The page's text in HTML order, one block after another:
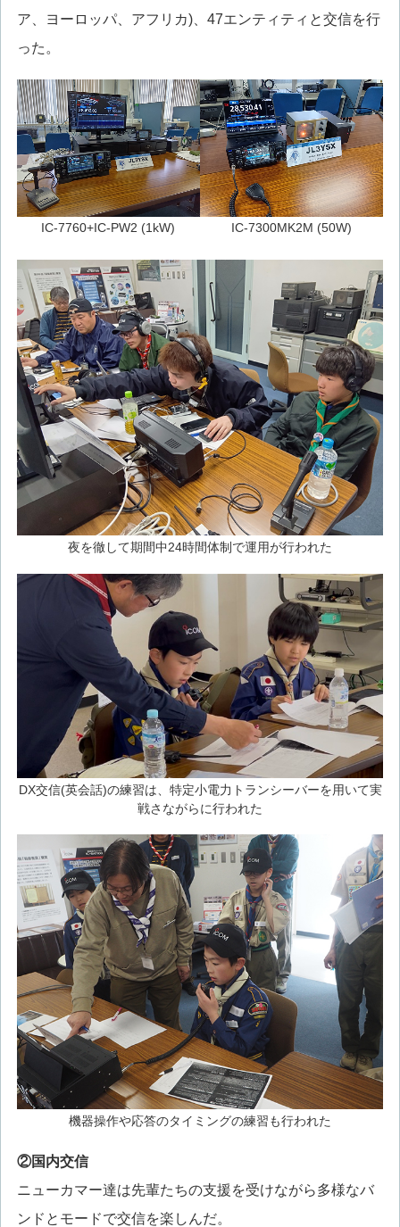
ア、ヨーロッパ、アフリカ)、47エンティティと交信を行
った。
IC-7760+IC-PW2 (1kW) IC-7300MK2M (50W)
夜を徹して期間中24時間体制で運用が行われた
DX交信(英会話)の練習は、特定小電力トランシーバーを用いて実
戦さながらに行われた
機器操作や応答のタイミングの練習も行われた
②国内交信
ニューカマー達は先輩たちの支援を受けながら多様なバ
ンドとモードで交信を楽しんだ。